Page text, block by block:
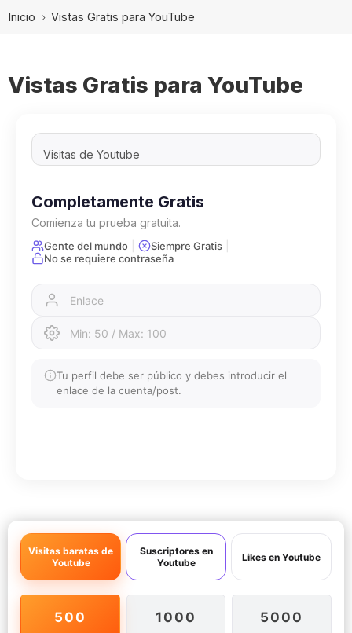
Inicio Vistas Gratis para YouTube
Vistas Gratis para YouTube
Completamente Gratis
Comienza tu prueba gratuita.
Gente del mundo Siempre Gratis
No se requiere contraseña
Tu perfil debe ser público y debes introducir el
enlace de la cuenta/post.
Visitas baratas de
Youtube
Suscriptores en
Youtube
Likes en Youtube
500 1000 5000